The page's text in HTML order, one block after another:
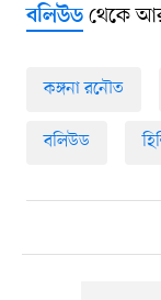
বলিউডথেকে
কঙ্গনা রনৌত
বলিউড